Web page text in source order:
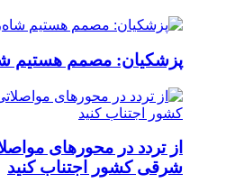
پزشکیان: مصمم هستیم
از تردد در محورهای
شرقی کشور اجتناب کنید